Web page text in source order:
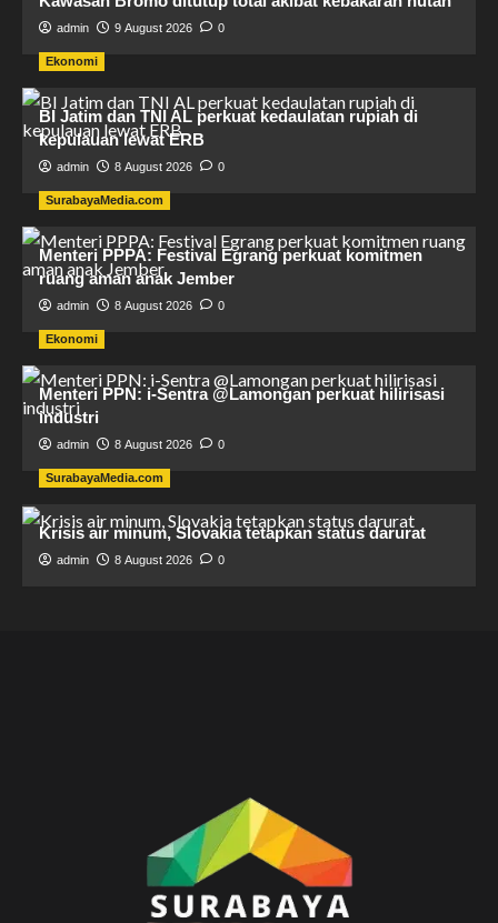
admin 9 August 2026 0
Ekonomi
BI Jatim dan TNI AL perkuat kedaulatan rupiah di
kepulauan lewat ERB
admin 8 August 2026 0
SurabayaMedia.com
Menteri PPPA: Festival Egrang perkuat komitmen
ruang aman anak Jember
admin 8 August 2026 0
Ekonomi
Menteri PPN: i-Sentra @Lamongan perkuat hilirisasi
industri
admin 8 August 2026 0
SurabayaMedia.com
Krisis air minum, Slovakia tetapkan status darurat
admin 8 August 2026 0